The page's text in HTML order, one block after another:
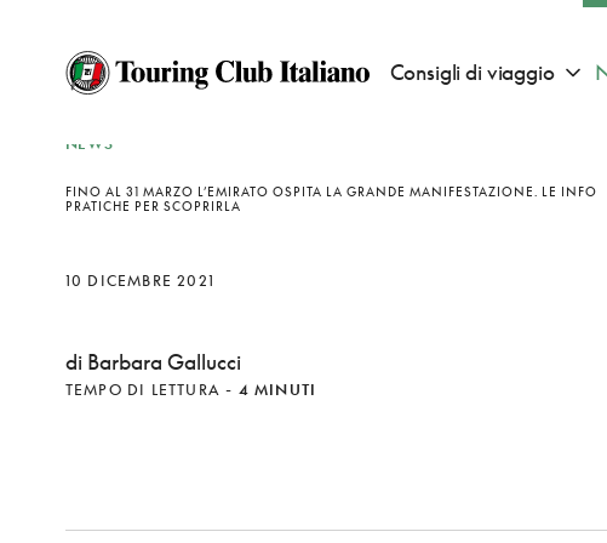
Consigli di viaggio
NEWS
FINO AL 31 MARZO L’EMIRATO OSPITA LA GRANDE MANIFESTAZIONE. LE INFO
PRATICHE PER SCOPRIRLA
10 DICEMBRE 2021
di Barbara Gallucci
TEMPO DI LETTURA - 4 MINUTI